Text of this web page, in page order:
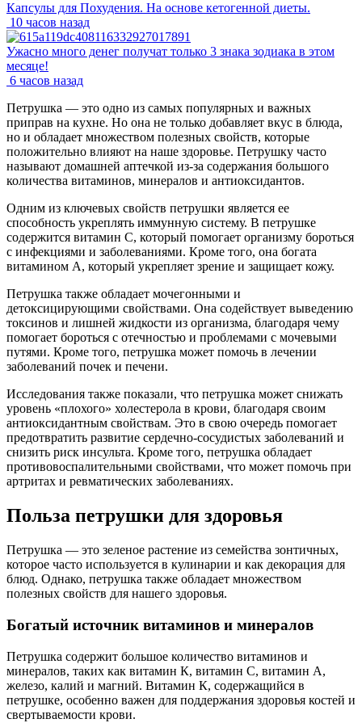
Капсулы для Похудения. На основе кетогенной диеты.
10 часов назад
Ужасно много денег получат только 3 знака зодиака в этом
месяце!
6 часов назад
Петрушка — это одно из самых популярных и важных
приправ на кухне. Но она не только добавляет вкус в блюда,
но и обладает множеством полезных свойств, которые
положительно влияют на наше здоровье. Петрушку часто
называют домашней аптечкой из-за содержания большого
количества витаминов, минералов и антиоксидантов.
Одним из ключевых свойств петрушки является ее
способность укреплять иммунную систему. В петрушке
содержится витамин С, который помогает организму бороться
с инфекциями и заболеваниями. Кроме того, она богата
витамином А, который укрепляет зрение и защищает кожу.
Петрушка также обладает мочегонными и
детоксицирующими свойствами. Она содействует выведению
токсинов и лишней жидкости из организма, благодаря чему
помогает бороться с отечностью и проблемами с мочевыми
путями. Кроме того, петрушка может помочь в лечении
заболеваний почек и печени.
Исследования также показали, что петрушка может снижать
уровень «плохого» холестерола в крови, благодаря своим
антиоксидантным свойствам. Это в свою очередь помогает
предотвратить развитие сердечно-сосудистых заболеваний и
снизить риск инсульта. Кроме того, петрушка обладает
противовоспалительными свойствами, что может помочь при
артритах и ревматических заболеваниях.
Польза петрушки для здоровья
Петрушка — это зеленое растение из семейства зонтичных,
которое часто используется в кулинарии и как декорация для
блюд. Однако, петрушка также обладает множеством
полезных свойств для нашего здоровья.
Богатый источник витаминов и минералов
Петрушка содержит большое количество витаминов и
минералов, таких как витамин К, витамин С, витамин А,
железо, калий и магний. Витамин К, содержащийся в
петрушке, особенно важен для поддержания здоровья костей и
свертываемости крови.